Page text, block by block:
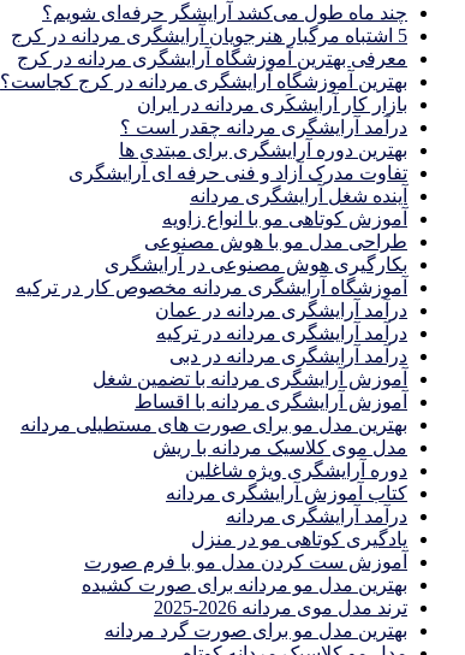
چند ماه طول می‌کشد آرایشگر حرفه‌ای شویم؟
5 اشتباه مرگبار هنرجویان آرایشگری مردانه در کرج
معرفی بهترین آموزشگاه آرایشگری مردانه در کرج
بهترین آموزشگاه آرایشگری مردانه در کرج کجاست؟
بازار كار آرايشكَرى مردانه در ايران
درآمد آرایشگری مردانه چقدر است ؟
بهترین دوره آرایشگری برای مبتدی ها
تفاوت مدرک آزاد و فنی حرفه ای آرایشگری
آینده شغل آرایشگری مردانه
آموزش کوتاهی مو با انواع زاویه
طراحی مدل مو با هوش مصنوعی
بکارگیری هوش مصنوعی در آرایشگری
آموزشگاه آرایشگری مردانه مخصوص کار در ترکیه
درآمد آرایشگری مردانه در عمان
درآمد آرایشگری مردانه در ترکیه
درآمد آرایشگری مردانه در دبی
آموزش آرایشگری مردانه با تضمین شغل
آموزش آرایشگری مردانه با اقساط
بهترین مدل مو برای صورت های مستطیلی مردانه
مدل موی کلاسیک مردانه با ریش
دوره آرایشگری ویژه شاغلین
کتاب آموزش آرایشگری مردانه
درآمد آرایشگری مردانه
یادگیری كوتاهى مو در منزل
آموزش ست كردن مدل مو با فرم صورت
بهترین مدل مو مردانه برای صورت کشیده
ترند مدل موی مردانه 2026-2025
بهترين مدل مو براى صورت گرد مردانه